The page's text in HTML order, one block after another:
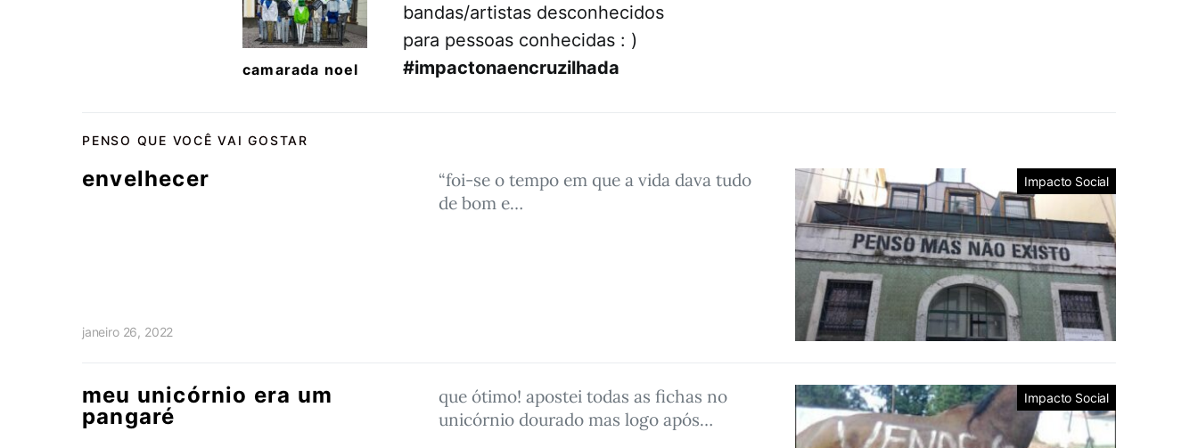
camarada noel
bandas/artistas desconhecidos
para pessoas conhecidas : )
#impactonaencruzilhada
PENSO QUE VOCÊ VAI GOSTAR
Impacto Social
envelhecer
“foi-se o tempo em que a vida dava tudo
de bom e…
janeiro 26, 2022
Impacto Social
meu unicórnio era um
pangaré
que ótimo! apostei todas as fichas no
unicórnio dourado mas logo após…